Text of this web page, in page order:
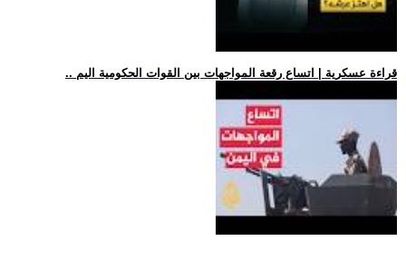
.. قراءة عسكرية | اتساع رقعة المواجهات بين القوات الحكومية اليم